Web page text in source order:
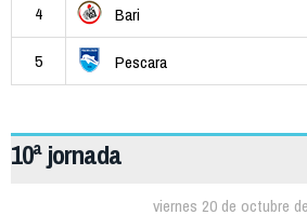
4
Bari
5 Pescara
10ª jornada
viernes 20 de octubre